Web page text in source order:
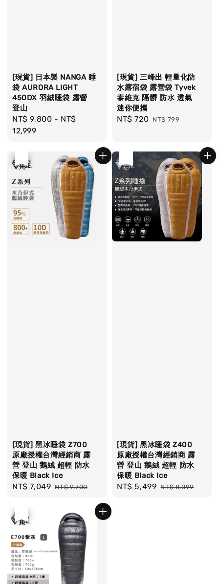
[現貨] 日本製 NANGA 睡
袋 AURORA LIGHT
450DX 羽絨睡袋 露營
登山
Regular
price
NT$ 9,800 - NT$
12,999
[現貨] 三峰出 輕量化防
水露宿袋 露營袋 Tyvek
泰維克 隔髒 防水 透氣
迷你便攜
Sale
NT$ 720 Regular
NT$ 799
[現貨] 黑冰睡袋 Z700
原廠授權台灣經銷商 露
營 登山 鵝絨 超輕 防水
保暖 Black Ice
Sale
NT$ 7,049 Regular
NT$ 9,700
[現貨] 黑冰睡袋 Z400
原廠授權台灣經銷商 露
營 登山 鵝絨 超輕 防水
保暖 Black Ice
Sale
NT$ 5,499 Regular
NT$ 8,099